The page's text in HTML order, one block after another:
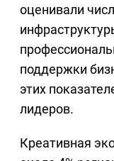
оценивали
поддержки
этих
лидеров.
Креативная